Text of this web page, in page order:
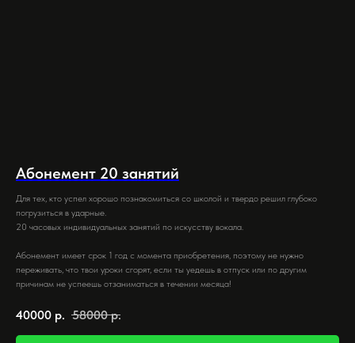
Абонемент 20 занятий
Для тех, кто успел хорошо познакомиться со школой и твердо решил глубоко
погрузиться в ударные.
20 часовых индивидуальных занятий по искусству вокала.
Абонемент имеет срок 1 год с момента приобретения, поэтому не нужно
переживать, что твои уроки сгорят, если ты уедешь в отпуск или по другим
причинам не успеешь отзаниматься в течении месяца!
40000 р. 58000 р.